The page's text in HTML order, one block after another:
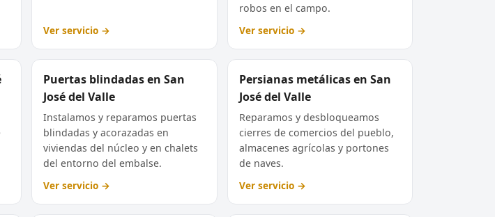
Ver servicio →
robos en el campo.
Ver servicio →
Puertas blindadas en San
José del Valle
Instalamos y reparamos puertas
blindadas y acorazadas en
viviendas del núcleo y en chalets
del entorno del embalse.
Ver servicio →
Persianas metálicas en San
José del Valle
Reparamos y desbloqueamos
cierres de comercios del pueblo,
almacenes agrícolas y portones
de naves.
Ver servicio →